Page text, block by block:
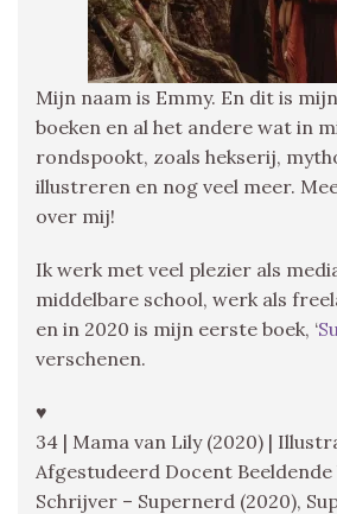
Mijn naam is Emmy. En dit is
boeken en al het andere wat in
rondspookt, zoals hekserij,
illustreren en nog veel meer.
over mij!
Ik werk met veel plezier als
middelbare school, werk als
en in 2020 is mijn eerste boek, ‘
verschenen.
♥
34 | Mama van Lily (2020) |
Afgestudeerd Docent
Schrijver – Supernerd (2020),